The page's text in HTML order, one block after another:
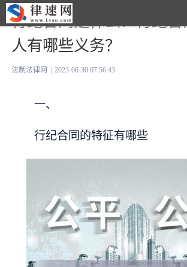
行纪合同是什么？行纪合
人有哪些义务？
法制法律网 2023-06-30 07:56:43
一、
行纪合同的特征有哪些